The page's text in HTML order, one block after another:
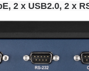
2 x USB2.0, 2 x